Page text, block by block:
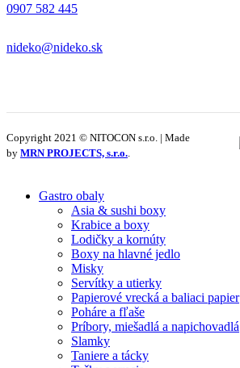
0907 582 445
nideko@nideko.sk
Copyright 2021 © NITOCON s.r.o. | Made
by MRN PROJECTS, s.r.o.
Gastro obaly
Asia & sushi boxy
Krabice a boxy
Lodičky a kornúty
Boxy na hlavné jedlo
Misky
Servítky a utierky
Papierové vrecká a baliaci papier
Poháre a fľaše
Príbory, miešadlá a napichovadlá
Slamky
Taniere a tácky